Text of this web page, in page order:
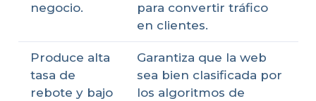
negocio.
para convertir tráfico
en clientes.
Produce alta
tasa de
rebote y bajo
Garantiza que la web
sea bien clasificada por
los algoritmos de